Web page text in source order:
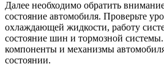
Далее необходимо обратить
состояние автомобиля. Проверьте
охлаждающей жидкости, работу
состояние шин и тормозной системы.
компоненты и механизмы
состоянии.